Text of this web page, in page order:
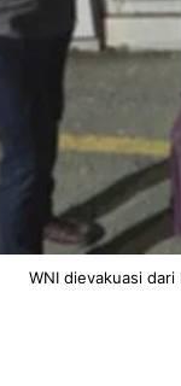
WNI dievakuasi
You